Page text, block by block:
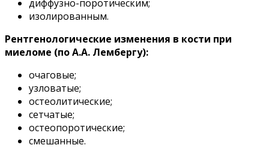
диффузно-поротическим;
изолированным.
Рентгенологические изменения в кости при
миеломе (по А.А. Лембергу):
очаговые;
узловатые;
остеолитические;
сетчатые;
остеопоротические;
смешанные.